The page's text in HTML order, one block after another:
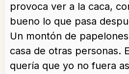
provoca ver a la caca,
bueno lo que pasa
Un montón de
casa de otras personas.
quería que yo no fuera